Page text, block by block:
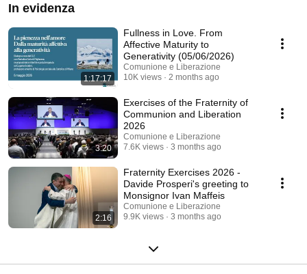
In evidenza
1:17:17
Fullness in Love. From
Affective Maturity to
Generativity (05/06/2026)
Comunione e Liberazione
10K views
2 months ago
3:20
Exercises of the Fraternity of
Communion and Liberation
2026
Comunione e Liberazione
7.6K views
3 months ago
2:16
Fraternity Exercises 2026 -
Davide Prosperi's greeting to
Monsignor Ivan Maffeis
Comunione e Liberazione
9.9K views
3 months ago